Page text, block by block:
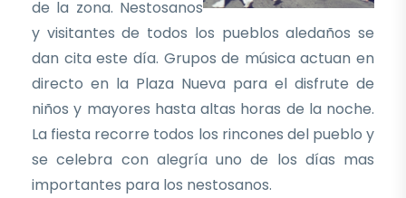
de la zona. Nestosanos
y visitantes de todos los pueblos aledaños se
dan cita este día. Grupos de música actuan en
directo en la Plaza Nueva para el disfrute de
niños y mayores hasta altas horas de la noche.
La fiesta recorre todos los rincones del pueblo y
se celebra con alegría uno de los días mas
importantes para los nestosanos.